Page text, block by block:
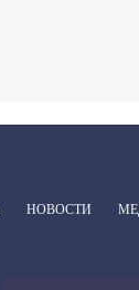
НОВОСТИ